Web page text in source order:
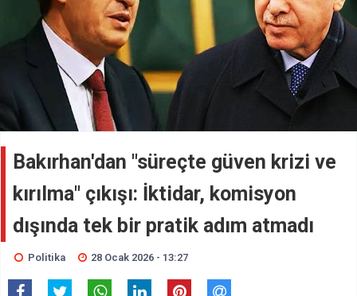
Bakırhan'dan "süreçte güven krizi ve
kırılma" çıkışı: İktidar, komisyon
dışında tek bir pratik adım atmadı
Politika 28 Ocak 2026 - 13:27